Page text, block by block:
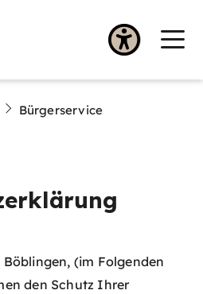
Bürgerservice
(im Folgenden
den Schutz Ihrer